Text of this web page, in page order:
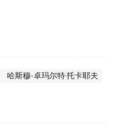
哈斯穆-卓玛尔特·托卡耶夫